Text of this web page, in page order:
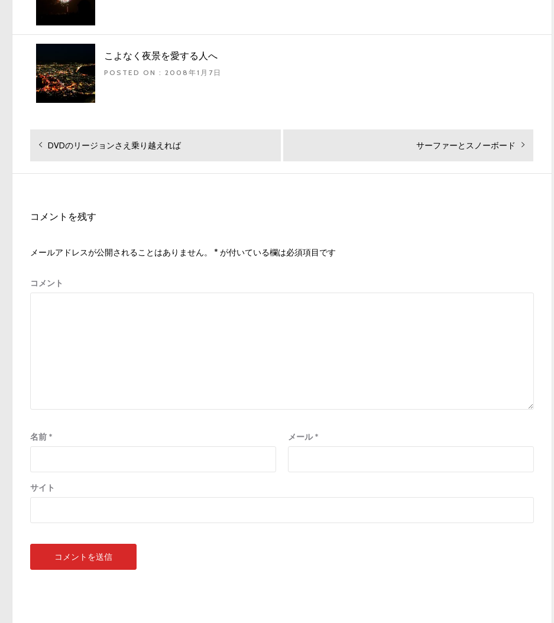
こよなく夜景を愛する人へ
POSTED ON : 2008年1月7日
投
ゲ
シ
ン
過
の
DVDのリージョンさえ乗り越えれば
次
投
サーファーとスノーボード
コメントを残す
メールアドレスが公開されることはありません。 * が付いている欄は必須項目です
コメント
名前 * メール*
サイト